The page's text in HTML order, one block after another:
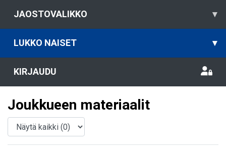
JAOSTOVALIKKO ▾
LUKKO NAISET ▾
KIRJAUDU
Joukkueen materiaalit